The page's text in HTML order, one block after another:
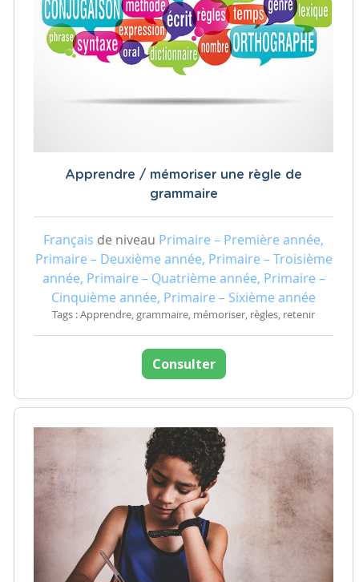
Apprendre / mémoriser une règle de
grammaire
Français de niveau Primaire – Première année,
Primaire – Deuxième année, Primaire – Troisième
année, Primaire – Quatrième année, Primaire –
Cinquième année, Primaire – Sixième année
Tags : Apprendre, grammaire, mémoriser, règles, retenir
Consulter